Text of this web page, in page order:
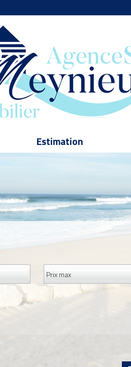
Estimation